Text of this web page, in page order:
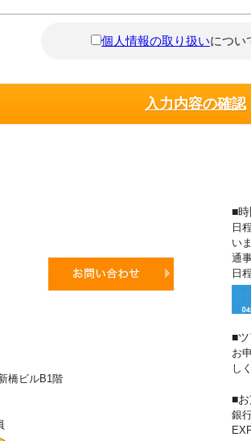
個人情報の取り扱いについ
橋ビルB1階
■
日
い
通
日
■
お
し
■
銀